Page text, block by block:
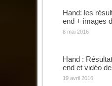
Hand: les
end + images
8 mai 2016
Hand :
end et vidéo
19 avril 2016